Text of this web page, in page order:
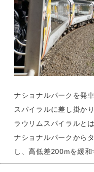
ナショナルパークを発
スパイラルに差し掛かり
ラウリムスパイラルと
ナショナルパークから
し、高低差200mを緩和